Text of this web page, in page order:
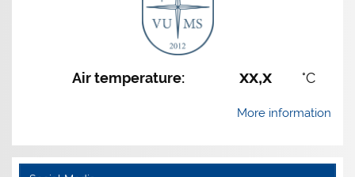
Air temperature: xx,x °C
More information